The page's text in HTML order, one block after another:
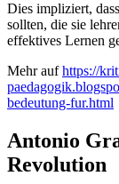
Dies impliziert,
sollten, die sie
effektives Lernen
Mehr aufhttps://
bedeutung-fur.html
Antonio
Revolution